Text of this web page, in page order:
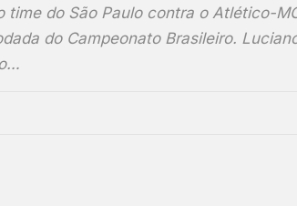
do São Paulo contra o Atlético-
do Campeonato Brasileiro.